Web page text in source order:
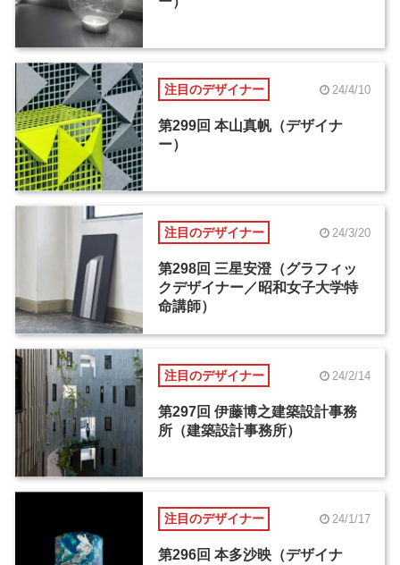
注目のデザイナー 24/4/10
第299回 本山真帆（デザイナ
ー）
注目のデザイナー 24/3/20
第298回 三星安澄（グラフィッ
クデザイナー／昭和女子大学特
命講師）
注目のデザイナー 24/2/14
第297回 伊藤博之建築設計事務
所（建築設計事務所）
注目のデザイナー 24/1/17
第296回 本多沙映（デザイナ